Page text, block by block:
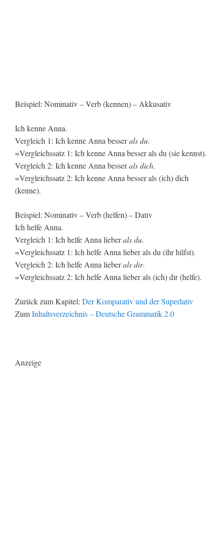
Beispiel: Nominativ – Verb (kennen) – Akkusativ
Ich kenne Anna.
Vergleich 1: Ich kenne Anna besserals du.
=Vergleichssatz 1: Ich kenne Anna besser als du (sie kennst).
Vergleich 2: Ich kenne Anna besserals dich.
=Vergleichssatz 2: Ich kenne Anna besser als (ich) dich
(kenne).
Beispiel: Nominativ – Verb (helfen) – Dativ
Ich helfe Anna.
Vergleich 1: Ich helfe Anna lieberals du.
=Vergleichssatz 1: Ich helfe Anna lieber als du (ihr hilfst).
Vergleich 2: Ich helfe Anna lieberals dir.
=Vergleichssatz 2: Ich helfe Anna lieber als (ich) dir (helfe).
Zurück zum Kapitel: Der Komparativ und der Superlativ
ZumInhaltsverzeichnis – Deutsche Grammatik 2.0
Anzeige